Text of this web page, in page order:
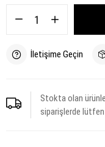
İletişime Geçin
Stokta olan
siparişlerde